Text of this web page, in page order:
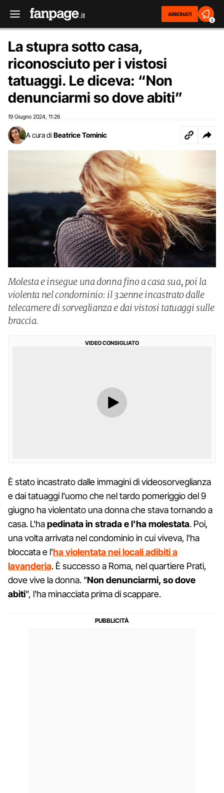
ABBONATI
2
La stupra sotto casa,
riconosciuto per i vistosi
tatuaggi. Le diceva: “Non
denunciarmi so dove abiti”
19 Giugno 2024 11:26
A cura di Beatrice Tominic
Molesta e insegue una donna fino a casa sua, poi la
violenta nel condominio: il 32enne incastrato dalle
telecamere di sorveglianza e dai vistosi tatuaggi sulle
braccia.
VIDEO CONSIGLIATO
È stato incastrato dalle immagini di videosorveglianza
e dai tatuaggi l'uomo che nel tardo pomeriggio del 9
giugno ha violentato una donna che stava tornando a
casa. L'hapedinata in strada e l'ha molestata. Poi,
una volta arrivata nel condominio in cui viveva, l'ha
bloccata e l'ha violentata nei locali adibiti a
lavanderia. È successo a Roma, nel quartiere Prati,
dove vive la donna. "Non denunciarmi, so dove
abiti", l'ha minacciata prima di scappare.